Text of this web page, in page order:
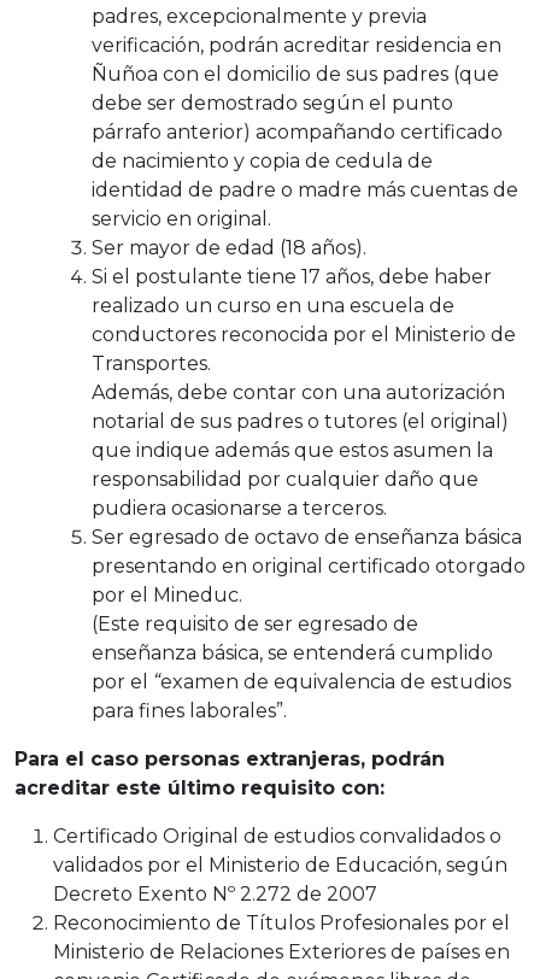
padres, excepcionalmente y previa
verificación, podrán acreditar residencia en
Ñuñoa con el domicilio de sus padres (que
debe ser demostrado según el punto
párrafo anterior) acompañando certificado
de nacimiento y copia de cedula de
identidad de padre o madre más cuentas de
servicio en original.
Ser mayor de edad (18 años).
Si el postulante tiene 17 años, debe haber
realizado un curso en una escuela de
conductores reconocida por el Ministerio de
Transportes.
Además, debe contar con una autorización
notarial de sus padres o tutores (el original)
que indique además que estos asumen la
responsabilidad por cualquier daño que
pudiera ocasionarse a terceros.
Ser egresado de octavo de enseñanza básica
presentando en original certificado otorgado
por el Mineduc.
(Este requisito de ser egresado de
enseñanza básica, se entenderá cumplido
por el “examen de equivalencia de estudios
para fines laborales”.
Para el caso personas extranjeras, podrán
acreditar este último requisito con:
Certificado Original de estudios convalidados o
validados por el Ministerio de Educación, según
Decreto Exento Nº 2.272 de 2007
Reconocimiento de Títulos Profesionales por el
Ministerio de Relaciones Exteriores de países en